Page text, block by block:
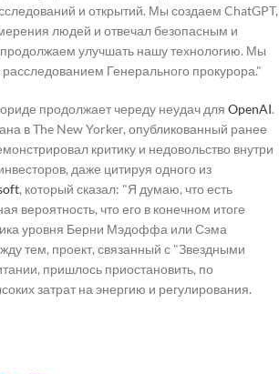
и открытий. Мы создаем ChatGPT,
людей и отвечал безопасным и
улучшать нашу технологию. Мы
Генерального прокурора."
продолжает череду неудач для OpenAI.
в The New Yorker, опубликованный ранее
критику и недовольство внутри
даже цитируя одного из
, который сказал: "Я думаю, что есть
вероятность, что его в конечном итоге
уровня Берни Мэдоффа или Сэма
тем, проект, связанный с "Звездными
пришлось приостановить, по
затрат на энергию и регулирования.